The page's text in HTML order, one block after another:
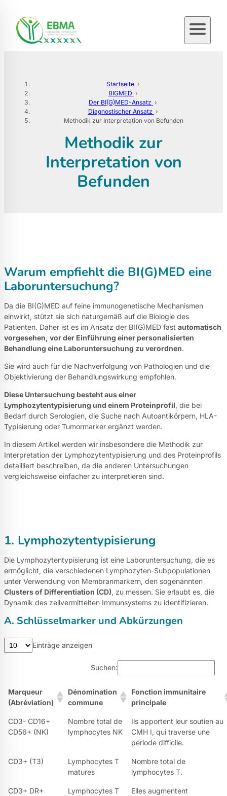
Inhalt
springen
Startseite ›
BIGMED ›
Der BI(G)MED-Ansatz ›
Diagnostischer Ansatz ›
Methodik zur Interpretation von Befunden
Methodik zur
Interpretation von
Befunden
Warum empfiehlt die BI(G)MED eine
Laboruntersuchung?
Da die BI(G)MED auf feine immunogenetische Mechanismen
einwirkt, stützt sie sich naturgemäß auf die Biologie des
Patienten. Daher ist es im Ansatz der BI(G)MED fast automatisch
vorgesehen, vor der Einführung einer personalisierten
Behandlung eine Laboruntersuchung zu verordnen.
Sie wird auch für die Nachverfolgung von Pathologien und die
Objektivierung der Behandlungswirkung empfohlen.
Diese Untersuchung besteht aus einer
Lymphozytentypisierung und einem Proteinprofil, die bei
Bedarf durch Serologien, die Suche nach Autoantikörpern, HLA-
Typisierung oder Tumormarker ergänzt werden.
In diesem Artikel werden wir insbesondere die Methodik zur
Interpretation der Lymphozytentypisierung und des Proteinprofils
detailliert beschreiben, da die anderen Untersuchungen
vergleichsweise einfacher zu interpretieren sind.
1. Lymphozytentypisierung
Die Lymphozytentypisierung ist eine Laboruntersuchung, die es
ermöglicht, die verschiedenen Lymphozyten-Subpopulationen
unter Verwendung von Membranmarkern, den sogenannten
Clusters of Differentiation (CD), zu messen. Sie erlaubt es, die
Dynamik des zellvermittelten Immunsystems zu identifizieren.
A. Schlüsselmarker und Abkürzungen
Einträge anzeigen
Suchen:
Marqueur
(Abréviation)
Dénomination
commune
Fonction immunitaire
principale
CD3- CD16+
CD56+ (NK)
Nombre total de
lymphocytes NK
Ils apportent leur soutien au
CMH I, qui traverse une
période difficile.
CD3+ (T3)
Lymphocytes T
matures
Nombre total de
lymphocytes T.
CD3+ DR+
Lymphocytes T
Elles augmentent